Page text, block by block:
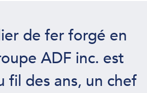
de fer forgé en
ADF inc. est
fil des ans, un chef